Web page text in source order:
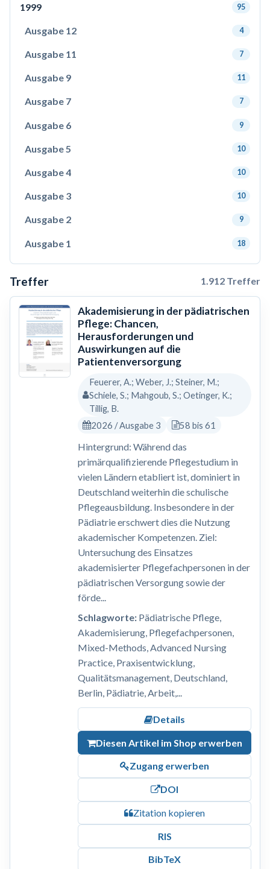
1999 95
Ausgabe 12 4
Ausgabe 11 7
Ausgabe 9 11
Ausgabe 7 7
Ausgabe 6 9
Ausgabe 5 10
Ausgabe 4 10
Ausgabe 3 10
Ausgabe 2 9
Ausgabe 1 18
Treffer 1.912 Treffer
Akademisierung in der pädiatrischen
Pflege: Chancen,
Herausforderungen und
Auswirkungen auf die
Patientenversorgung
Feuerer, A.; Weber, J.; Steiner, M.;
Schiele, S.; Mahgoub, S.; Oetinger, K.;
Tillig, B.
2026 / Ausgabe 3
58 bis 61
Hintergrund: Während das
primärqualifizierende Pflegestudium in
vielen Ländern etabliert ist, dominiert in
Deutschland weiterhin die schulische
Pflegeausbildung. Insbesondere in der
Pädiatrie erschwert dies die Nutzung
akademischer Kompetenzen. Ziel:
Untersuchung des Einsatzes
akademisierter Pflegefachpersonen in der
pädiatrischen Versorgung sowie der
förde...
Schlagworte:Pädiatrische Pflege,
Akademisierung, Pflegefachpersonen,
Mixed-Methods, Advanced Nursing
Practice, Praxisentwicklung,
Qualitätsmanagement, Deutschland,
Berlin, Pädiatrie, Arbeit,...
Details
Diesen Artikel im Shop erwerben
Zugang erwerben
DOI
Zitation kopieren
RIS
BibTeX